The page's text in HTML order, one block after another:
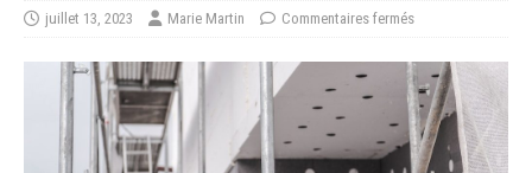
juillet 13, 2023 Marie Martin Commentaires fermés